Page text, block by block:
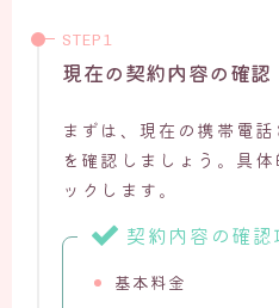
現在の契約内容の確認
まずは、現在の携帯電
を確認しましょう。具
ックします。
契約内容の確認
基本料金